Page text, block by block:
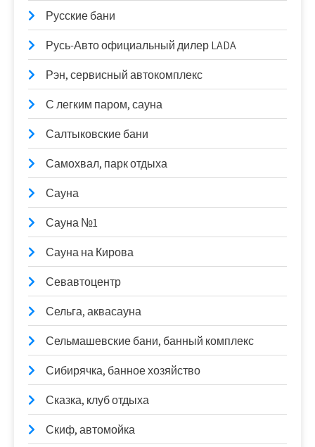
Русские бани
Русь-Авто официальный дилер LADA
Рэн, сервисный автокомплекс
С легким паром, сауна
Салтыковские бани
Самохвал, парк отдыха
Сауна
Сауна №1
Сауна на Кирова
Севавтоцентр
Сельга, аквасауна
Сельмашевские бани, банный комплекс
Сибирячка, банное хозяйство
Сказка, клуб отдыха
Скиф, автомойка